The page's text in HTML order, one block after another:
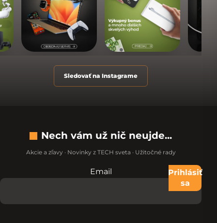
Sledovať na Instagrame
Nech vám už nič neujde...
Akcie a zľavy · Novinky z TECH sveta · Užitočné rady
Nevypĺňajte toto pole:
Email
Prihlásiť
sa